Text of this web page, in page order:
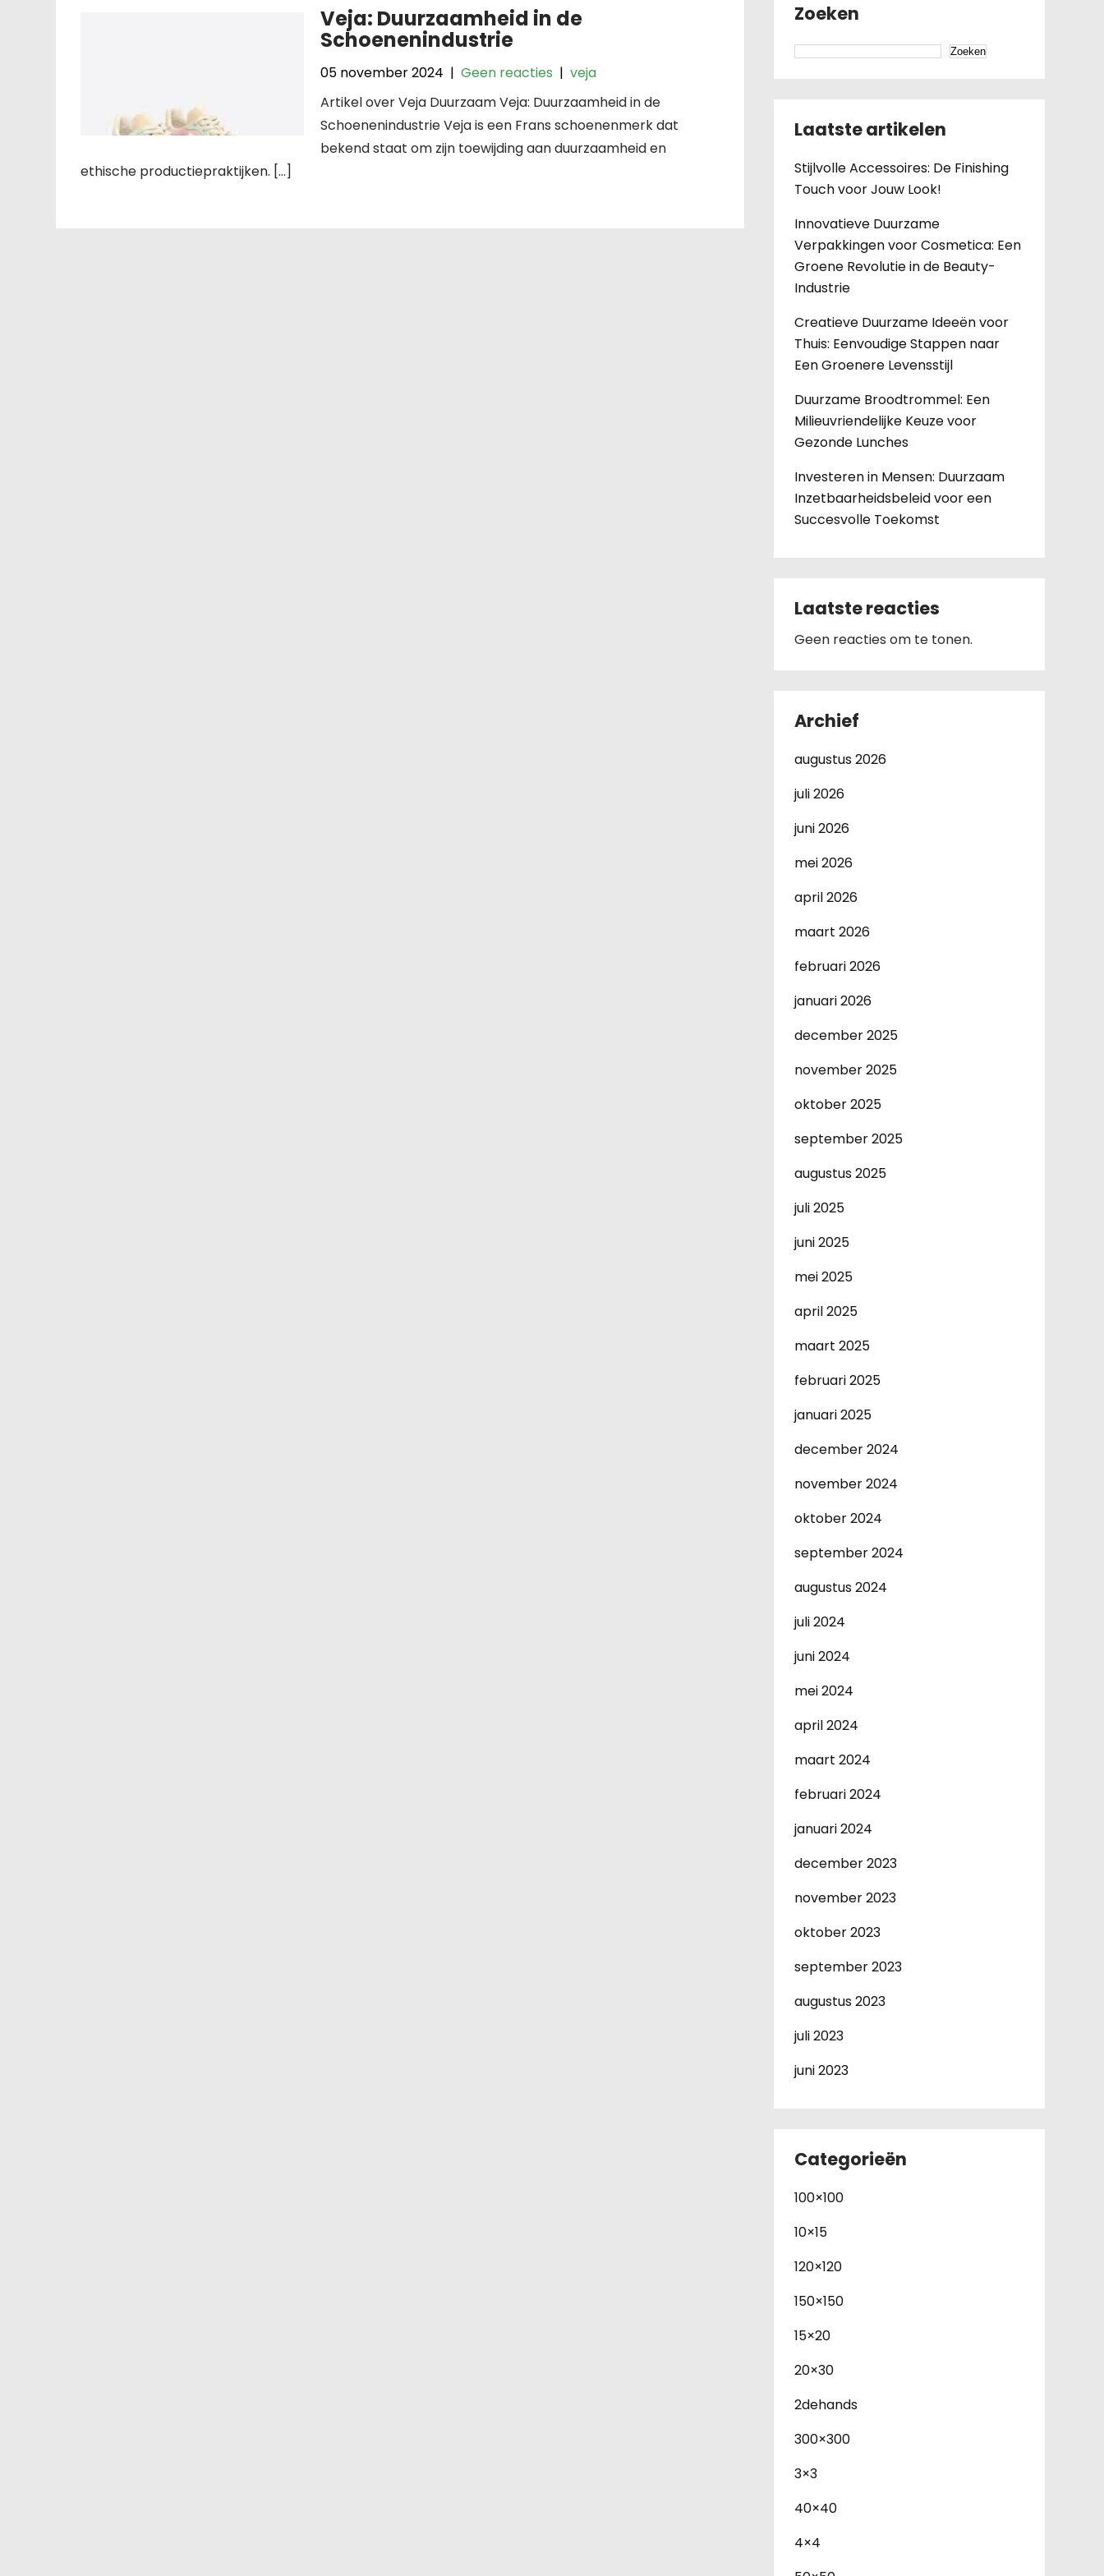
Veja: Duurzaamheid in de
Schoenenindustrie
05 november 2024 |Geen reacties |veja
Artikel over Veja Duurzaam Veja: Duurzaamheid in de
Schoenenindustrie Veja is een Frans schoenenmerk dat
bekend staat om zijn toewijding aan duurzaamheid en
ethische productiepraktijken. […]
Zoeken
Zoeken
Laatste artikelen
Stijlvolle Accessoires: De Finishing
Touch voor Jouw Look!
Innovatieve Duurzame
Verpakkingen voor Cosmetica: Een
Groene Revolutie in de Beauty-
Industrie
Creatieve Duurzame Ideeën voor
Thuis: Eenvoudige Stappen naar
Een Groenere Levensstijl
Duurzame Broodtrommel: Een
Milieuvriendelijke Keuze voor
Gezonde Lunches
Investeren in Mensen: Duurzaam
Inzetbaarheidsbeleid voor een
Succesvolle Toekomst
Laatste reacties
Geen reacties om te tonen.
Archief
augustus 2026
juli 2026
juni 2026
mei 2026
april 2026
maart 2026
februari 2026
januari 2026
december 2025
november 2025
oktober 2025
september 2025
augustus 2025
juli 2025
juni 2025
mei 2025
april 2025
maart 2025
februari 2025
januari 2025
december 2024
november 2024
oktober 2024
september 2024
augustus 2024
juli 2024
juni 2024
mei 2024
april 2024
maart 2024
februari 2024
januari 2024
december 2023
november 2023
oktober 2023
september 2023
augustus 2023
juli 2023
juni 2023
Categorieën
100×100
10×15
120×120
150×150
15×20
20×30
2dehands
300×300
3×3
40×40
4×4